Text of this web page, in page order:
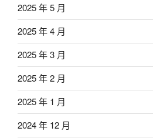
2025 年 5 月
2025 年 4 月
2025 年 3 月
2025 年 2 月
2025 年 1 月
2024 年 12 月